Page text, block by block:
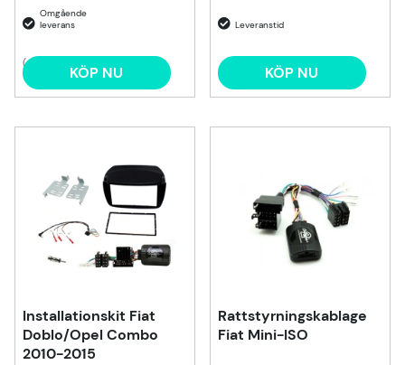
(4) KÖP NU KÖP NU
Installationskit Fiat
Doblo/Opel Combo
2010-2015
Rattstyrningskablage
Fiat Mini-ISO